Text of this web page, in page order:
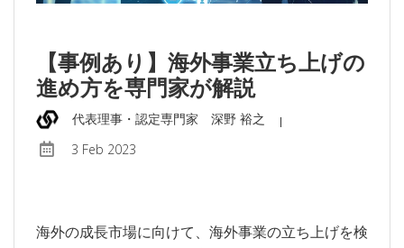
【事例あり】海外事業立ち上げの
進め方を専門家が解説
代表理事・認定専⾨家 深野 裕之
3 Feb 2023
海外の成長市場に向けて、海外事業の立ち上げを検